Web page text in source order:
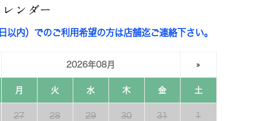
ンダー
以内）でのご利用希望の方は店舗迄ご連絡下さい。
2026年08月 »
月 火 水 木 金 土
27 28 29 30 31 1